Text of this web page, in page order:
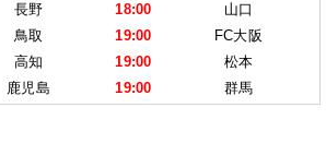
長野
18:00
山口
鳥取
19:00
FC大阪
高知
19:00
松本
鹿児島
19:00 群馬